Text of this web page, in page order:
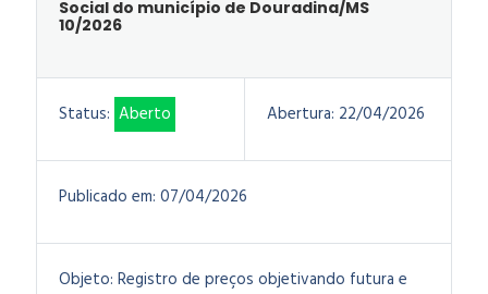
Social do município de Douradina/MS
10/2026
Status: Aberto Abertura: 22/04/2026
Publicado em: 07/04/2026
Objeto: Registro de preços objetivando futura e